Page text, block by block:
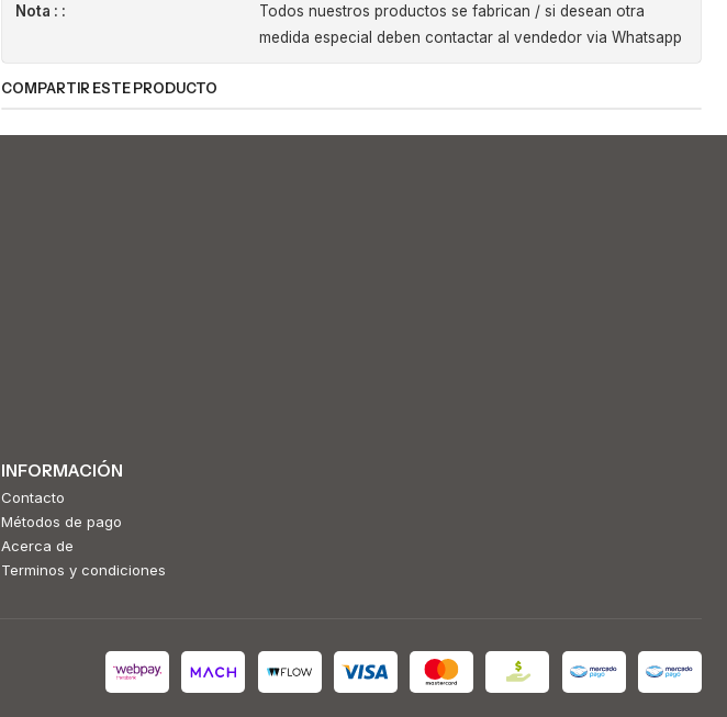
Nota : :
Todos nuestros productos se fabrican / si desean otra
medida especial deben contactar al vendedor via Whatsapp
COMPARTIR ESTE PRODUCTO
INFORMACIÓN
Contacto
Métodos de pago
Acerca de
Terminos y condiciones